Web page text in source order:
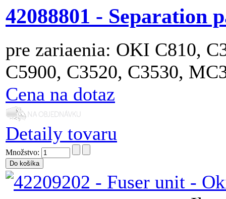
42088801 - Separation
pre zariaenia: OKI C810,
C5900, C3520, C3530,
Cena na dotaz
Detaily tovaru
Množstvo: